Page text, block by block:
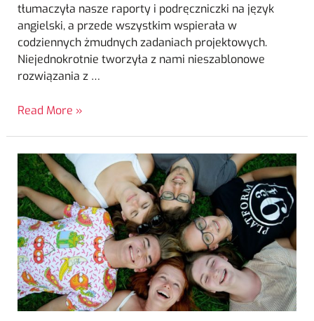
tłumaczyła nasze raporty i podręczniczki na język
angielski, a przede wszystkim wspierała w
codziennych żmudnych zadaniach projektowych.
Niejednokrotnie tworzyła z nami nieszablonowe
rozwiązania z …
Read More »